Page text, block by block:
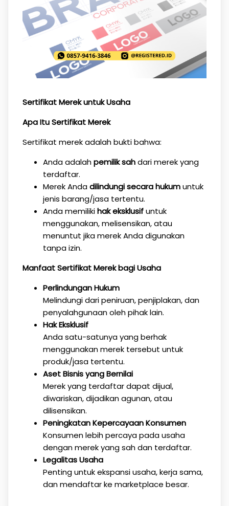
Sertifikat Merek untuk Usaha
Apa Itu Sertifikat Merek
Sertifikat merek adalah bukti bahwa:
Anda adalahpemilik sahdari merek yang
terdaftar.
Merek Andadilindungi secara hukumuntuk
jenis barang/jasa tertentu.
Anda memilikihak eksklusifuntuk
menggunakan, melisensikan, atau
menuntut jika merek Anda digunakan
tanpa izin.
Manfaat Sertifikat Merek bagi Usaha
Perlindungan Hukum
Melindungi dari peniruan, penjiplakan, dan
penyalahgunaan oleh pihak lain.
Hak Eksklusif
Anda satu-satunya yang berhak
menggunakan merek tersebut untuk
produk/jasa tertentu.
Aset Bisnis yang Bernilai
Merek yang terdaftar dapat dijual,
diwariskan, dijadikan agunan, atau
dilisensikan.
Peningkatan Kepercayaan Konsumen
Konsumen lebih percaya pada usaha
dengan merek yang sah dan terdaftar.
Legalitas Usaha
Penting untuk ekspansi usaha, kerja sama,
dan mendaftar ke marketplace besar.